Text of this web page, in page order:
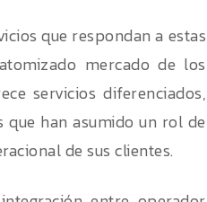
que respondan a estas
mercado de los
servicios diferenciados,
han asumido un rol de
de sus clientes.